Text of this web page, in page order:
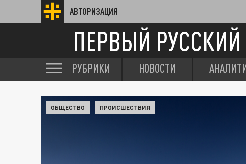
АВТОРИЗАЦИЯ
ПЕРВЫЙ РУССКИЙ
РУБРИКИ НОВОСТИ
ОБЩЕСТВО ПРОИСШЕСТВИЯ